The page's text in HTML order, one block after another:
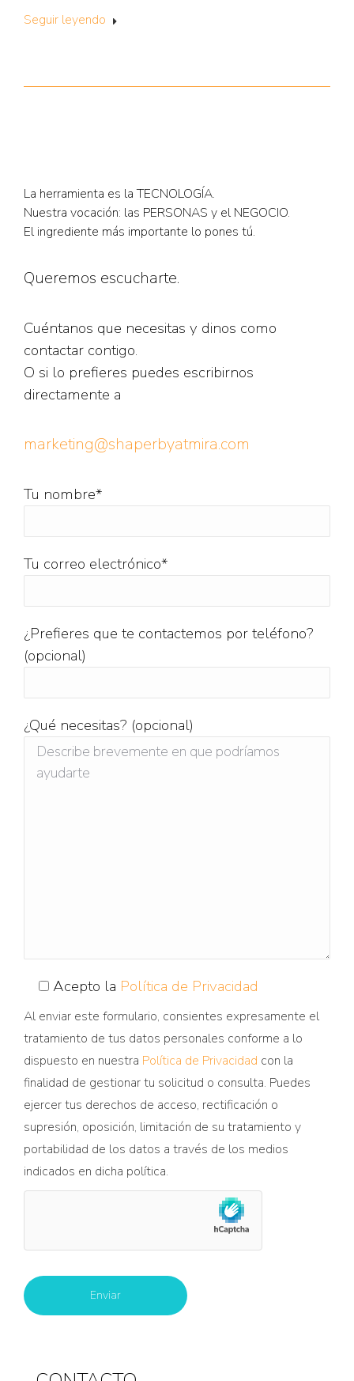
Seguir leyendo
La herramienta es laTECNOLOGÍA.
Nuestra vocación: las PERSONAS y el NEGOCIO.
El ingrediente más importante lo pones tú.
Queremos escucharte.
Cuéntanos que necesitas y dinos como
contactar contigo.
O si lo prefieres puedes escribirnos
directamente a
marketing@shaperbyatmira.com
Tu nombre*
Tu correo electrónico*
¿Prefieres que te contactemos por teléfono?
(opcional)
¿Qué necesitas? (opcional)
Acepto la Política de Privacidad
Al enviar este formulario, consientes expresamente el
tratamiento de tus datos personales conforme a lo
dispuesto en nuestra Política de Privacidad con la
finalidad de gestionar tu solicitud o consulta. Puedes
ejercer tus derechos de acceso, rectificación o
supresión, oposición, limitación de su tratamiento y
portabilidad de los datos a través de los medios
indicados en dicha política.